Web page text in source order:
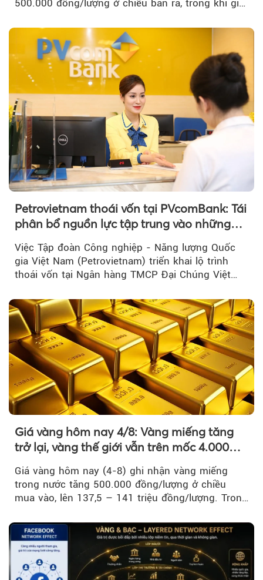
500.000 đồng/lượng ở chiều bán ra, trong khi giá
thương hiệu.
Petrovietnam thoái vốn tại PVcomBank: Tái
phân bổ nguồn lực tập trung vào những
Việc Tập đoàn Công nghiệp - Năng lượng Quốc
gia Việt Nam (Petrovietnam) triển khai lộ trình
thoái vốn tại Ngân hàng TMCP Đại Chúng Việt
Giá vàng hôm nay 4/8: Vàng miếng tăng
trở lại, vàng thế giới vẫn trên mốc 4.000
Giá vàng hôm nay (4-8) ghi nhận vàng miếng
trong nước tăng 500.000 đồng/lượng ở chiều
mua vào, lên 137,5 – 141 triệu đồng/lượng. Trong
trì trên ngưỡng 4.000 USD/ounce.